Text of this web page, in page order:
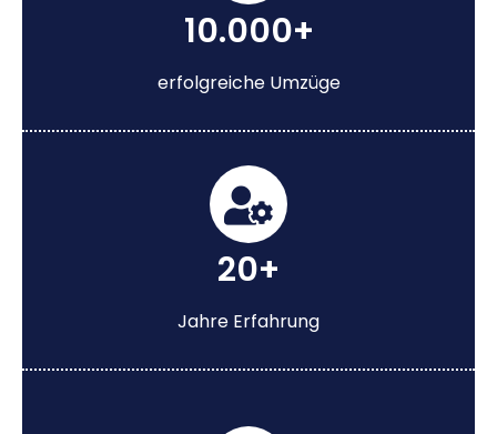
10.000+
erfolgreiche Umzüge
20+
Jahre Erfahrung